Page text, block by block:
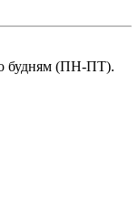
будням (ПН-ПТ).